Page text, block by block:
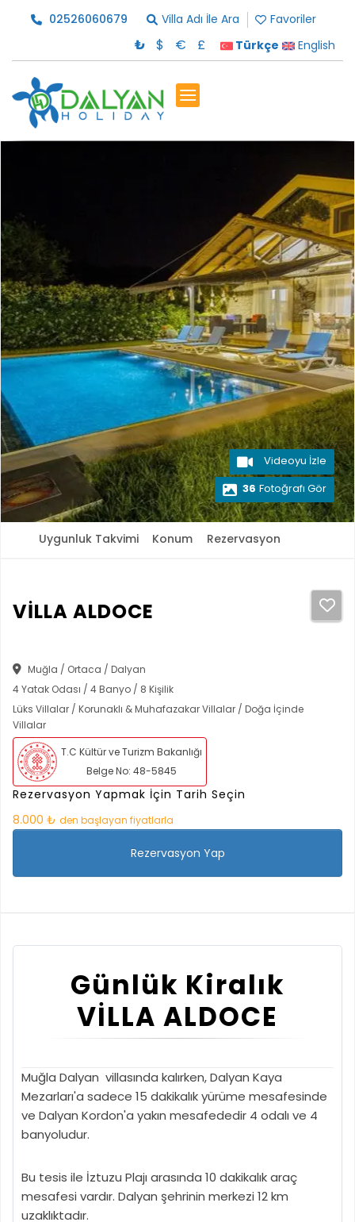
02526060679 Villa Adı İle Ara Favoriler
₺ $ € £ Türkçe English
Videoyu İzle
36 Fotoğrafı Gör
Uygunluk Takvimi Konum Rezervasyon
VİLLA ALDOCE
Muğla / Ortaca / Dalyan
4 Yatak Odası / 4 Banyo / 8 Kişilik
Lüks Villalar / Korunaklı & Muhafazakar Villalar / Doğa İçinde
Villalar
T.C Kültür ve Turizm Bakanlığı
Belge No: 48-5845
Rezervasyon Yapmak İçin Tarih Seçin
8.000 ₺ den başlayan fiyatlarla
Rezervasyon Yap
Günlük Kiralık
VİLLA ALDOCE
Muğla Dalyan villasında kalırken, Dalyan Kaya
Mezarları'a sadece 15 dakikalık yürüme mesafesinde
ve Dalyan Kordon'a yakın mesafededir 4 odalı ve 4
banyoludur.
Bu tesis ile İztuzu Plajı arasında 10 dakikalık araç
mesafesi vardır. Dalyan şehrinin merkezi 12 km
uzaklıktadır.